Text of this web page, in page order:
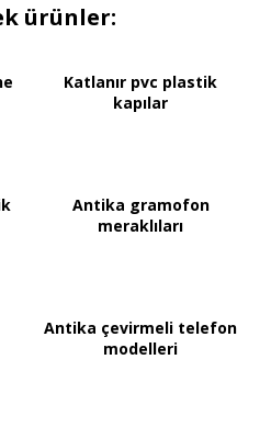
ürünler:
Katlanır pvc plastik
kapılar
Antika gramofon
meraklıları
Antika çevirmeli telefon
modelleri